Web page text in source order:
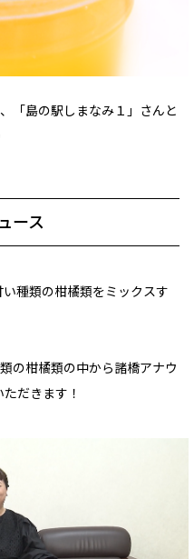
「島の駅しまなみ１」さんと
ース
種類の柑橘類をミックスす
の柑橘類の中から諸橋アナウ
だきます！